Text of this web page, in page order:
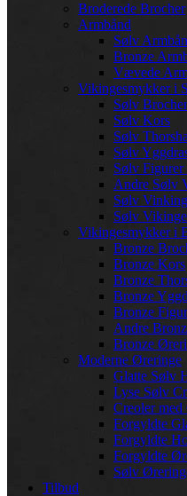
Broderede Brocher
Armbånd
Sølv
Bronze
Vævede
Vikingesmykker i
Sølv Brocher
Sølv Kors
Sølv
Sølv
Sølv
Andre Sølv
Sølv
Sølv
Vikingesmykker i
Bronze
Bronze Kors
Bronze
Bronze
Bronze
Andre
Bronze
Moderne Øreringe
Glatte Sølv
Lyse Sølv
Creoler
Forgyldte
Forgyldte
Forgyldte
Sølv
Tilbud